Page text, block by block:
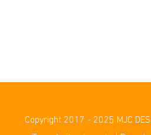
Copyright 2017 - 2025 MJC DES